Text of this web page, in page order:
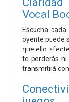
Vocal
Escucha
oyente puede
que ello
te perderás ni
transmitirá